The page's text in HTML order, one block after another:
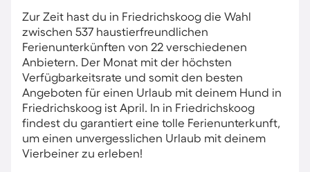
Zur Zeit hast du in Friedrichskoog die Wahl
zwischen 537 haustierfreundlichen
Ferienunterkünften von 22 verschiedenen
Anbietern. Der Monat mit der höchsten
Verfügbarkeitsrate und somit den besten
Angeboten für einen Urlaub mit deinem Hund in
Friedrichskoog ist April. In in Friedrichskoog
findest du garantiert eine tolle Ferienunterkunft,
um einen unvergesslichen Urlaub mit deinem
Vierbeiner zu erleben!